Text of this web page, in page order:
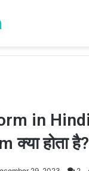
in
क्या होता है?